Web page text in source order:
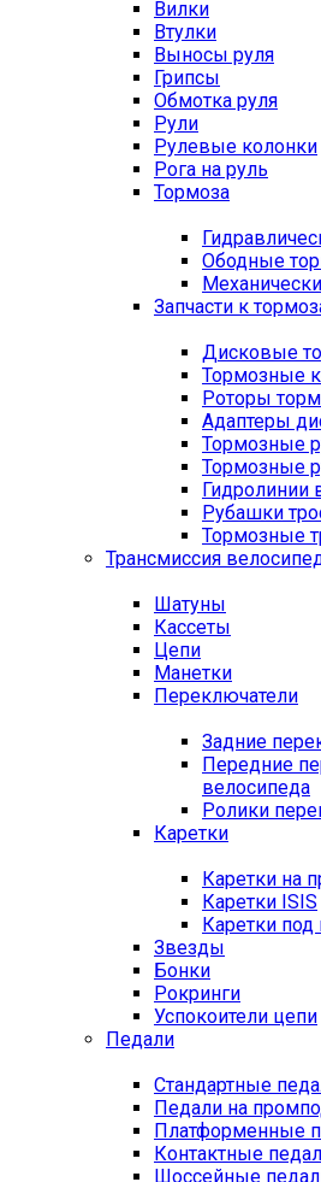
Вилки
Втулки
Выносы руля
Грипсы
Обмотка руля
Рули
Рулевые колонки
Рога на руль
Тормоза
Ободные
Запчасти к
Дисковые
Тормозные
Роторы
Адаптеры
Тормозные
Тормозные
Гидролинии
Рубашки
Тормозные
Трансмиссия
Шатуны
Кассеты
Цепи
Манетки
Переключатели
Задние
Передние
велосипеда
Ролики
Каретки
Каретки на
Каретки ISIS
Каретки под
Звезды
Бонки
Рокринги
Успокоители цепи
Педали
Стандартные
Педали на
Платформенные
Контактные
Шоссейные